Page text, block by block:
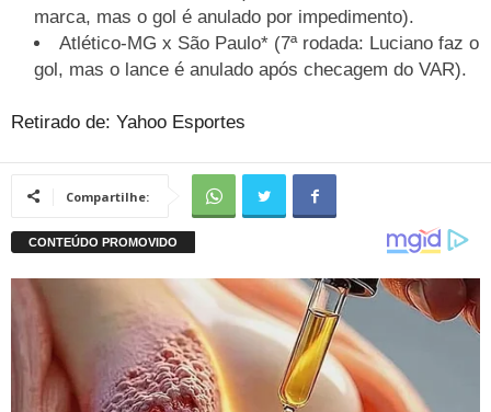
marca, mas o gol é anulado por impedimento).
Atlético-MG x São Paulo* (7ª rodada: Luciano faz o
gol, mas o lance é anulado após checagem do VAR).
Retirado de: Yahoo Esportes
Compartilhe: